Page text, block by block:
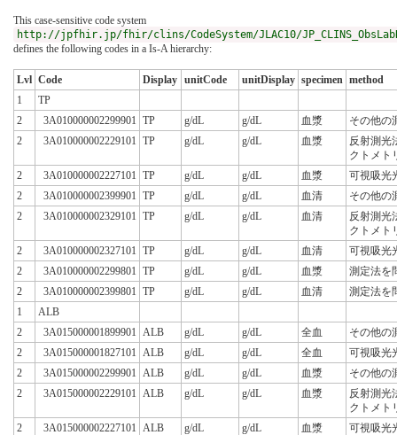
This case-sensitive code system
http://jpfhir.jp/fhir/clins/CodeSystem/JLAC10/
defines the following codes in a Is-A hierarchy:
Lvl Code Display unitCode unitDisplay specimen method
1
TP
2
3A010000002299901 TP g/dL g/dL 血漿
その他の
2
3A010000002229101 TP g/dL g/dL 血漿
反射測光
クトメト
2
3A010000002227101 TP g/dL g/dL 血漿
可視吸光
2
3A010000002399901 TP g/dL g/dL 血清
その他の
2
3A010000002329101 TP g/dL g/dL 血清
反射測光
クトメト
2
3A010000002327101 TP g/dL g/dL 血清
可視吸光
2
3A010000002299801 TP g/dL g/dL 血漿
測定法を
2
3A010000002399801 TP g/dL g/dL 血清
測定法を
1
ALB
2
3A015000001899901 ALB g/dL g/dL 全血
その他の
2
3A015000001827101 ALB g/dL g/dL 全血
可視吸光
2
3A015000002299901 ALB g/dL g/dL 血漿
その他の
2
3A015000002229101 ALB g/dL g/dL 血漿
反射測光
クトメト
2
3A015000002227101 ALB g/dL g/dL 血漿
可視吸光